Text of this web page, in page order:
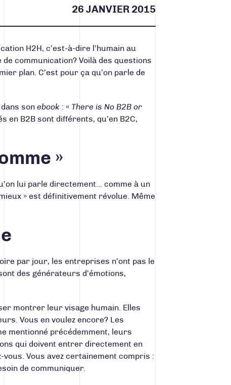
26 JANVIER 2015
H2H , c’est-à-dire l’humain au
communication? Voilà des questions
plan. C’est pour ça qu’on parle de
dans son ebook: « There is No B2B or
en B2B sont différents, qu’en B2C,
»
lui parle directement… comme à un
» est définitivement révolue. Même
par jour, les entreprises n’ont pas le
des générateurs d’émotions,
montrer leur visage humain. Elles
Vous en voulez encore? Les
mentionné précédemment, leurs
qui doivent entrer directement en
Vous avez certainement compris :
de communiquer.